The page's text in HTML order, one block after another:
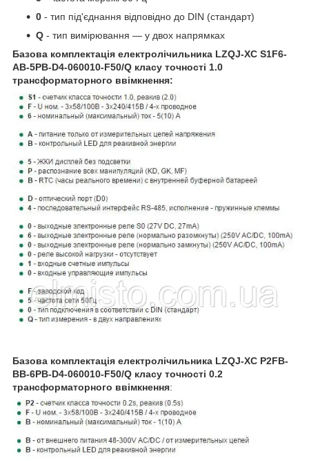
0 - тип під'єднання відповідно до DIN (стандарт)
Q - тип вимірювання — у двох напрямках
Базова комплектація електролічильника LZQJ-XC S1F6-
AB-5PB-D4-060010-F50/Q класу точності 1.0
трансформаторного ввімкнення:
Базова комплектація електролічильника LZQJ-XC P2FB-
BB-6PB-D4-060010-F50/Q класу точності 0.2
трансформаторного ввімкнення: